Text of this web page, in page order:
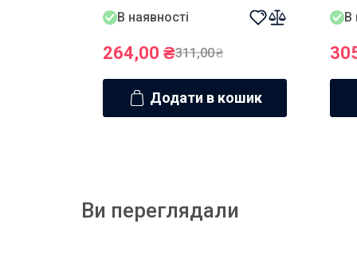
Multivitamin №60 NOVEL 60
таблеток
В наявності
264,00 ₴311,00₴
Додати в кошик
В
Ви переглядали